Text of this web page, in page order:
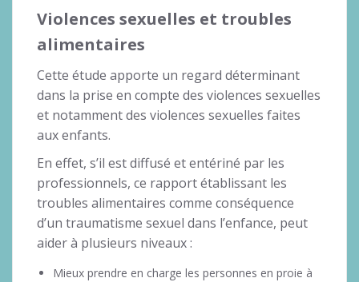
Violences sexuelles et troubles
alimentaires
Cette étude apporte un regard déterminant
dans la prise en compte des violences sexuelles
et notamment des violences sexuelles faites
aux enfants.
En effet, s’il est diffusé et entériné par les
professionnels, ce rapport établissant les
troubles alimentaires comme conséquence
d’un traumatisme sexuel dans l’enfance, peut
aider à plusieurs niveaux :
Mieux prendre en charge les personnes en proie à